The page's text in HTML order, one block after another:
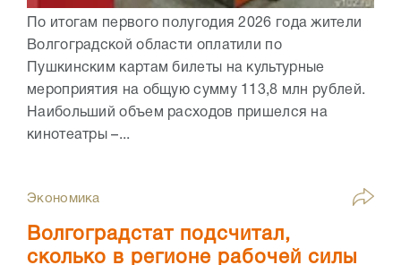
По итогам первого полугодия 2026 года жители
Волгоградской области оплатили по
Пушкинским картам билеты на культурные
мероприятия на общую сумму 113,8 млн рублей.
Наибольший объем расходов пришелся на
кинотеатры –...
Экономика
Волгоградстат подсчитал,
сколько в регионе рабочей силы